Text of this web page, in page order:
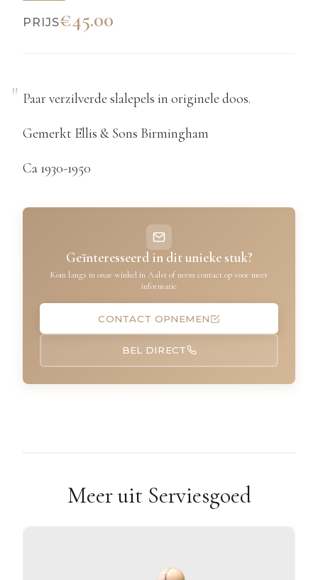
PRIJS€45.00
Paar verzilverde slalepels in originele doos.
Gemerkt Ellis & Sons Birmingham
Ca 1930-1950
Geïnteresseerd in dit unieke stuk?
Kom langs in onze winkel in Aalst of neem contact op voor meer
informatie
CONTACT OPNEMEN
BEL DIRECT
Meer uit Serviesgoed